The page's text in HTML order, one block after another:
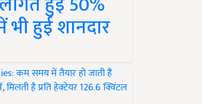
हुई शानदार